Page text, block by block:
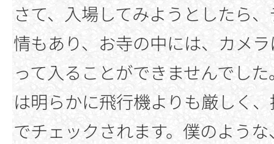
さて、入場してみようとしたら
情もあり、お寺の中には、カメ
って入ることができませんでし
は明らかに飛行機よりも厳しく
でチェックされます。僕のよう